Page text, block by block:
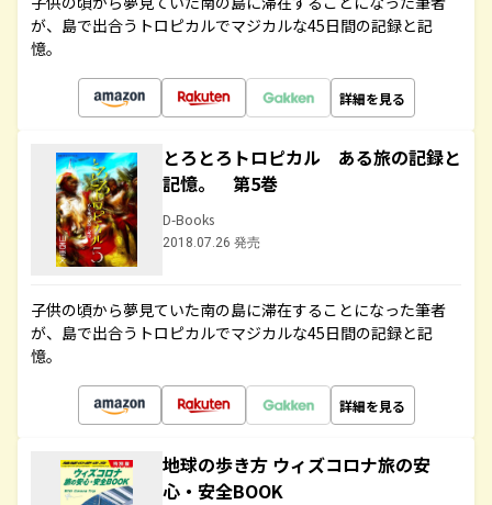
が、島で出合うトロピカルでマジカルな45日間の記録と記
憶。
詳細を見る
とろとろトロピカル ある旅の記録と
記憶。 第5巻
D-Books
2018.07.26 発売
子供の頃から夢見ていた南の島に滞在することになった筆者
が、島で出合うトロピカルでマジカルな45日間の記録と記
憶。
詳細を見る
地球の歩き方 ウィズコロナ旅の安
心・安全BOOK